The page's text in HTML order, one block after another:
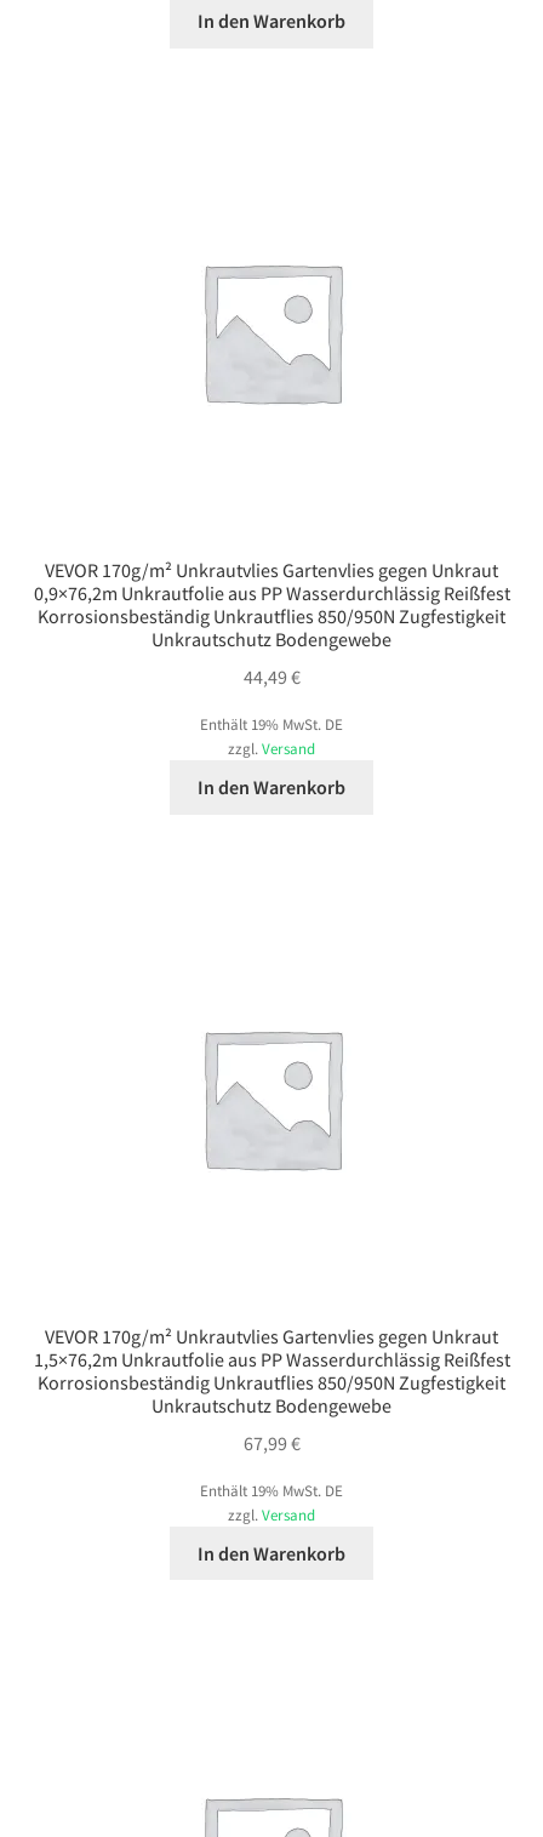
In den Warenkorb
VEVOR 170g/m² Unkrautvlies Gartenvlies gegen Unkraut
0,9×76,2m Unkrautfolie aus PP Wasserdurchlässig Reißfest
Korrosionsbeständig Unkrautflies 850/950N Zugfestigkeit
Unkrautschutz Bodengewebe
44,49 €
Enthält 19% MwSt. DE
zzgl. Versand
In den Warenkorb
VEVOR 170g/m² Unkrautvlies Gartenvlies gegen Unkraut
1,5×76,2m Unkrautfolie aus PP Wasserdurchlässig Reißfest
Korrosionsbeständig Unkrautflies 850/950N Zugfestigkeit
Unkrautschutz Bodengewebe
67,99 €
Enthält 19% MwSt. DE
zzgl. Versand
In den Warenkorb